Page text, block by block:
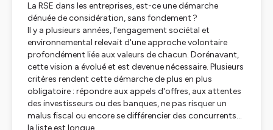
La RSE dans les entreprises, est-ce une démarche
dénuée de considération, sans fondement ?
Il y a plusieurs années, l'engagement sociétal et
environnemental relevait d'une approche volontaire
profondément liée aux valeurs de chacun. Dorénavant,
cette vision a évolué et est devenue nécessaire. Plusieurs
critères rendent cette démarche de plus en plus
obligatoire : répondre aux appels d'offres, aux attentes
des investisseurs ou des banques, ne pas risquer un
malus fiscal ou encore se différencier des concurrents…
la liste est longue.